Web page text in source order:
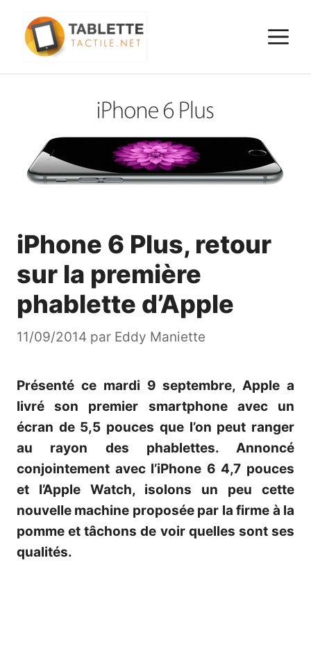
contenu
iPhone 6 Plus, retour
sur la première
phablette d’Apple
11/09/2014 par Eddy Maniette
Présenté ce mardi 9 septembre, Apple a
livré son premier smartphone avec un
écran de 5,5 pouces que l’on peut ranger
au rayon des phablettes. Annoncé
conjointement avec l’iPhone 6 4,7 pouces
et l’Apple Watch, isolons un peu cette
nouvelle machine proposée par la firme à la
pomme et tâchons de voir quelles sont ses
qualités.